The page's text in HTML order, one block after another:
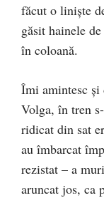
făcut o linişte
găsit hainele
în coloană.
Îmi amintesc şi
Volga, în tren
ridicat din sat
au îmbarcat
rezistat – a
aruncat jos, ca